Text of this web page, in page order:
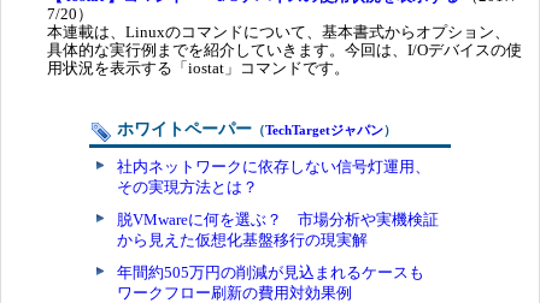
7/20）
本連載は、Linuxのコマンドについて、基本書式からオプション、
具体的な実行例までを紹介していきます。今回は、I/Oデバイスの使
用状況を表示する「iostat」コマンドです。
ホワイトペーパー （TechTargetジャパン）
社内ネットワークに依存しない信号灯運用、
その実現方法とは？
脱VMwareに何を選ぶ？ 市場分析や実機検証
から見えた仮想化基盤移行の現実解
年間約505万円の削減が見込まれるケースも
ワークフロー刷新の費用対効果例